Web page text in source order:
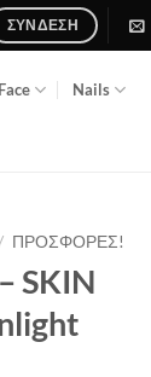
ΣΎΝΔΕΣΗ
Nails
/ ΠΡΟΣΦΟΡΈΣ!
SKIN